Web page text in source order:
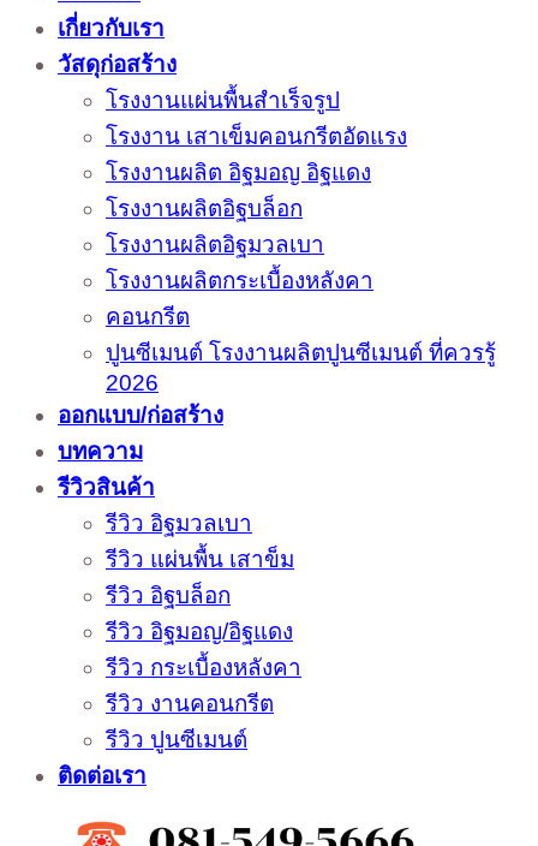
เกี่ยวกับเรา
วัสดุก่อสร้าง
โรงงานแผ่นพื้นสำเร็จรูป
โรงงาน เสาเข็มคอนกรีตอัดแรง
โรงงานผลิต อิฐมอญ อิฐแดง
โรงงานผลิตอิฐบล็อก
โรงงานผลิตอิฐมวลเบา
โรงงานผลิตกระเบื้องหลังคา
คอนกรีต
ปูนซีเมนต์ โรงงานผลิตปูนซีเมนต์ ที่ควรรู้
2026
ออกแบบ/ก่อสร้าง
บทความ
รีวิวสินค้า
รีวิว อิฐมวลเบา
รีวิว แผ่นพื้น เสาข็ม
รีวิว อิฐบล็อก
รีวิว อิฐมอญ/อิฐแดง
รีวิว กระเบื้องหลังคา
รีวิว งานคอนกรีต
รีวิว ปูนซีเมนต์
ติดต่อเรา